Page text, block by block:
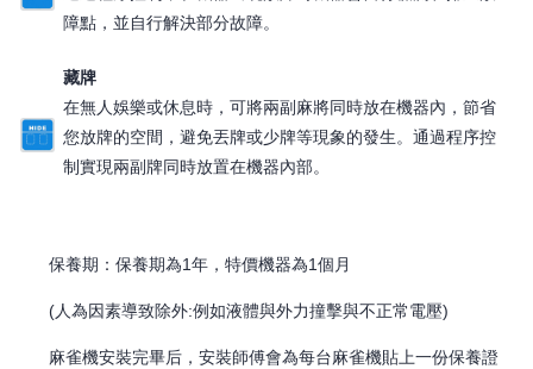
障點，並自行解決部分故障。
藏牌
在無人娛樂或休息時，可將兩副麻將同時放在機器內，節省
您放牌的空間，避免丟牌或少牌等現象的發生。通過程序控
制實現兩副牌同時放置在機器內部。
保養期：保養期為1年，特價機器為1個月
(人為因素導致除外:例如液體與外力撞擊與不正常電壓)
麻雀機安裝完畢后，安裝師傅會為每台麻雀機貼上一份保養證